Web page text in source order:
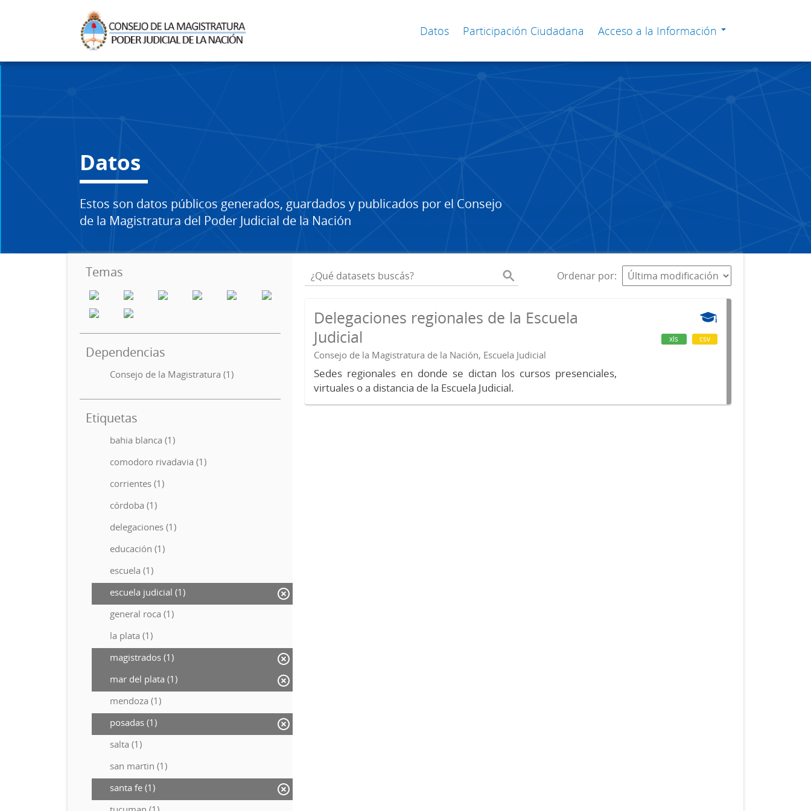
Datos Participación Ciudadana Acceso a la Información
Datos
Estos son datos públicos generados, guardados y publicados por el Consejo
de la Magistratura del Poder Judicial de la Nación
Temas
Dependencias
Consejo de la Magistratura (1)
Etiquetas
bahia blanca (1)
comodoro rivadavia (1)
corrientes (1)
córdoba (1)
delegaciones (1)
educación (1)
escuela (1)
escuela judicial (1)
general roca (1)
la plata (1)
magistrados (1)
mar del plata (1)
mendoza (1)
posadas (1)
salta (1)
san martin (1)
santa fe (1)
Ordenar por
Delegaciones regionales de la Escuela
Judicial
Consejo de la Magistratura de la Nación, Escuela Judicial
Sedes regionales en donde se dictan los cursos presenciales,
virtuales o a distancia de la Escuela Judicial.
xls csv